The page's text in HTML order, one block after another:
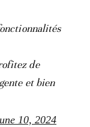
de
et bien
10, 2024